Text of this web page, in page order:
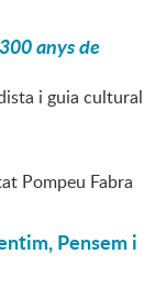
anys de
i guia cultural
Pompeu Fabra
Pensem i